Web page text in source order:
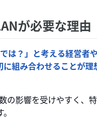
が必要な理由
は？」と考える経営者
組み合わせることが
影響を受けやすく、